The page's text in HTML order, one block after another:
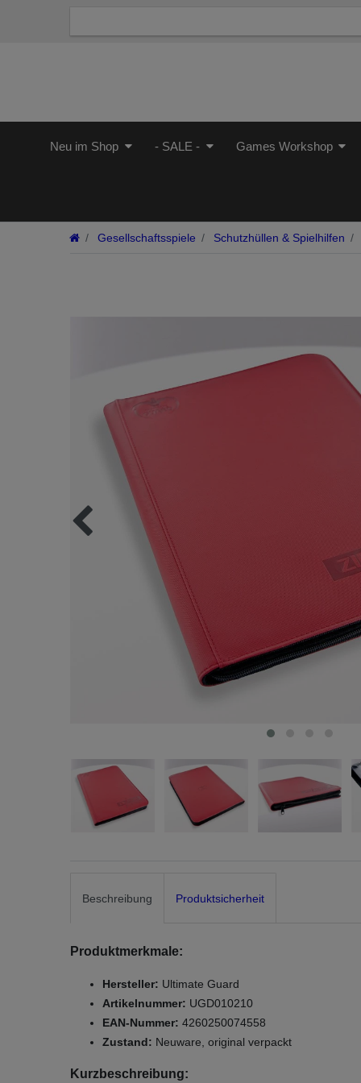
Neu im Shop - SALE - Games Workshop
Gesellschaftsspiele Schutzhüllen & Spielhilfen
Beschreibung Produktsicherheit
Produktmerkmale:
Hersteller: Ultimate Guard
Artikelnummer: UGD010210
EAN-Nummer: 4260250074558
Zustand: Neuware, original verpackt
Kurzbeschreibung: